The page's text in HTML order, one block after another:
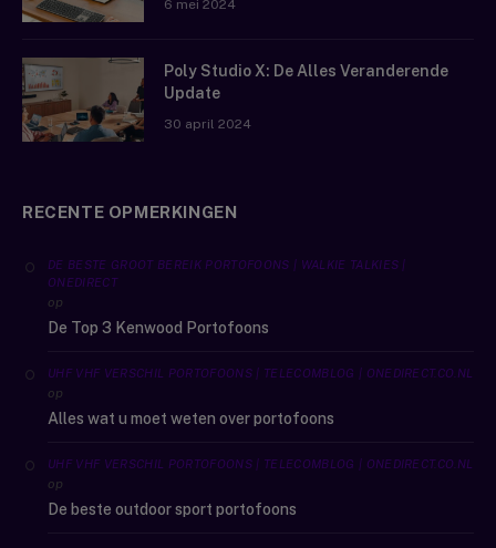
6 mei 2024
Poly Studio X: De Alles Veranderende
Update
30 april 2024
RECENTE OPMERKINGEN
DE BESTE GROOT BEREIK PORTOFOONS | WALKIE TALKIES |
ONEDIRECT
op
De Top 3 Kenwood Portofoons
UHF VHF VERSCHIL PORTOFOONS | TELECOMBLOG | ONEDIRECT.CO.NL
op
Alles wat u moet weten over portofoons
UHF VHF VERSCHIL PORTOFOONS | TELECOMBLOG | ONEDIRECT.CO.NL
op
De beste outdoor sport portofoons